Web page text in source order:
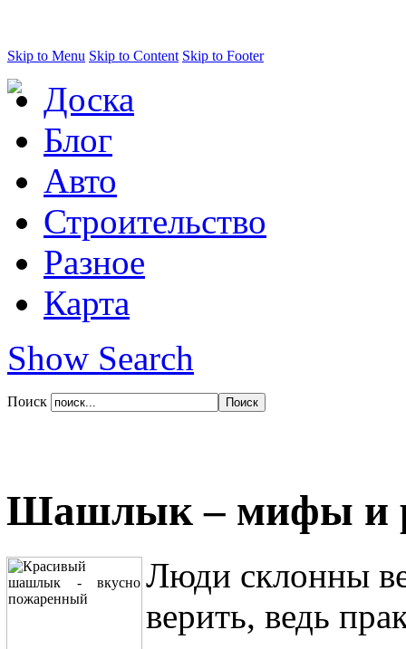
Skip to Menu Skip to Content Skip to Footer
Доска
Блог
Авто
Строительство
Разное
Карта
Show Search
Поиск
Шашлык – мифы и
Люди склонны
верить, ведь